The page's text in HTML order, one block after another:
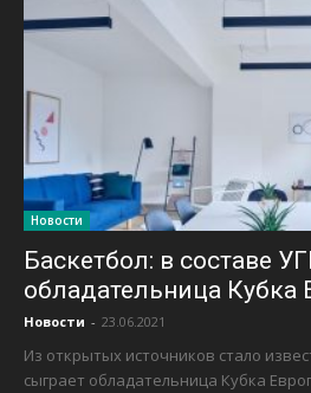
Новости
Баскетбол: в составе
обладательница
Новости - 23.06.2021
Из открытых источников стало
сыграет обладательница Кубка